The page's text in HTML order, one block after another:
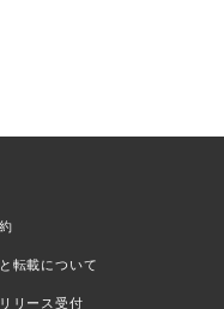
転載について
リース受付